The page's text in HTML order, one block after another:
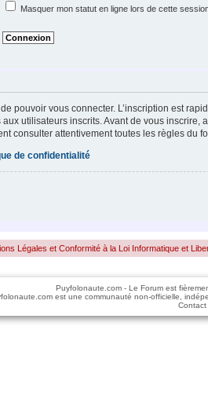
Masquer mon statut en ligne lors de cette
pouvoir vous connecter. L’inscription est
utilisateurs inscrits. Avant de vous
consulter attentivement toutes les règles du
de confidentialité
Légales et Conformité à la Loi Informatique et
Puyfolonaute.com - Le Forum est
est une communauté non-officielle,